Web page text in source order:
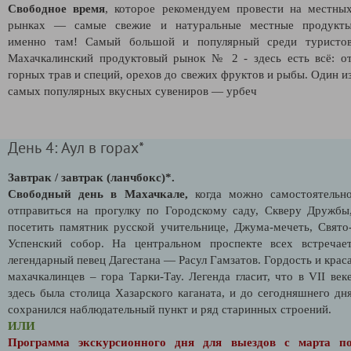
Свободное время, которое рекомендуем провести на
рынках — самые свежие и натуральные местные
именно там! Самый большой и популярный среди
Махачкалинский продуктовый рынок № 2 - здесь есть всё:
горных трав и специй, орехов до свежих фруктов и рыбы. Один
самых популярных вкусных сувениров — урбеч
День 4: Аул в горах*
Завтрак / завтрак (ланчбокс)*.
Свободный день в Махачкале, когда можно
отправиться на прогулку по Городскому саду, Скверу
посетить памятник русской учительнице, Джума-мечеть,
Успенский собор. На центральном проспекте всех
легендарный певец Дагестана — Расул Гамзатов. Гордость и
махачкалинцев – гора Тарки-Тау. Легенда гласит, что в VII
здесь была столица Хазарского каганата, и до сегодняшнего
сохранился наблюдательный пункт и ряд старинных строений.
ИЛИ
Программа экскурсионного дня для выездов с марта